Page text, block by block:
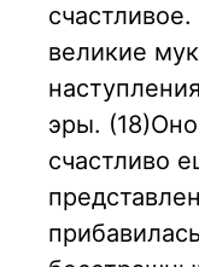
великие
эры.
счастливо